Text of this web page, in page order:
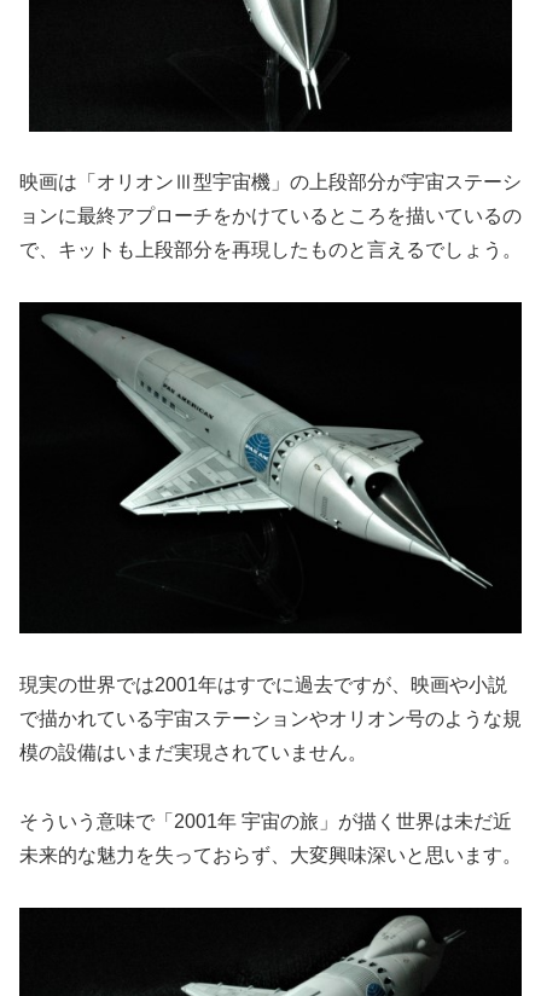
映画は「オリオンⅢ型宇宙機」の上段部分が宇宙ステーシ
ョンに最終アプローチをかけているところを描いているの
で、キットも上段部分を再現したものと言えるでしょう。
現実の世界では2001年はすでに過去ですが、映画や小説
で描かれている宇宙ステーションやオリオン号のような規
模の設備はいまだ実現されていません。
そういう意味で「2001年 宇宙の旅」が描く世界は未だ近
未来的な魅力を失っておらず、大変興味深いと思います。